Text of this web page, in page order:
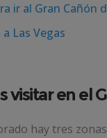
ir al Gran Cañón
Las Vegas
visitar en el
hay tres